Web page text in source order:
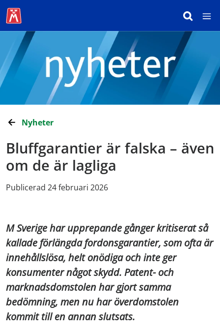
Nyheter
Bluffgarantier är falska – även
om de är lagliga
Publicerad 24 februari 2026
M Sverige har upprepande gånger kritiserat så
kallade förlängda fordonsgarantier, som ofta är
innehållslösa, helt onödiga och inte ger
konsumenter något skydd. Patent- och
marknadsdomstolen har gjort samma
bedömning, men nu har överdomstolen
kommit till en annan slutsats.